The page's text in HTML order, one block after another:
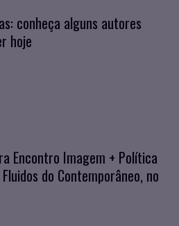
conheça alguns autores
hoje
Encontro Imagem + Política
do Contemporâneo, no